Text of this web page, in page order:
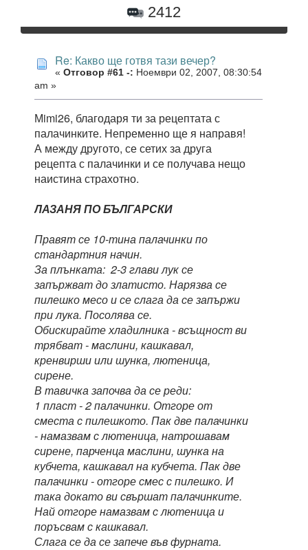
2412
Re: Какво ще готвя тази вечер?
« Отговор #61 -: Ноември 02, 2007, 08:30:54
am »
Мimi26, благодаря ти за рецептата с
палачинките. Непременно ще я направя!
А между другото, се сетих за друга
рецепта с палачинки и се получава нещо
наистина страхотно.
ЛАЗАНЯ ПО БЪЛГАРСКИ
Правят се 10-тина палачинки по
стандартния начин.
За плънката: 2-3 глави лук се
запържват до златисто. Нарязва се
пилешко месо и се слага да се запържи
при лука. Посолява се.
Обискирайте хладилника - всъщност ви
трябват - маслини, кашкавал,
кренвирши или шунка, лютеница,
сирене.
В тавичка започва да се реди:
1 пласт - 2 палачинки. Отгоре от
сместа с пилешкото. Пак две палачинки
- намазвам с лютеница, натрошавам
сирене, парченца маслини, шунка на
кубчета, кашкавал на кубчета. Пак две
палачинки - отгоре смес с пилешко. И
така докато ви свършат палачинките.
Най отгоре намазвам с лютеница и
поръсвам с кашкавал.
Слага се да се запече във фурната.